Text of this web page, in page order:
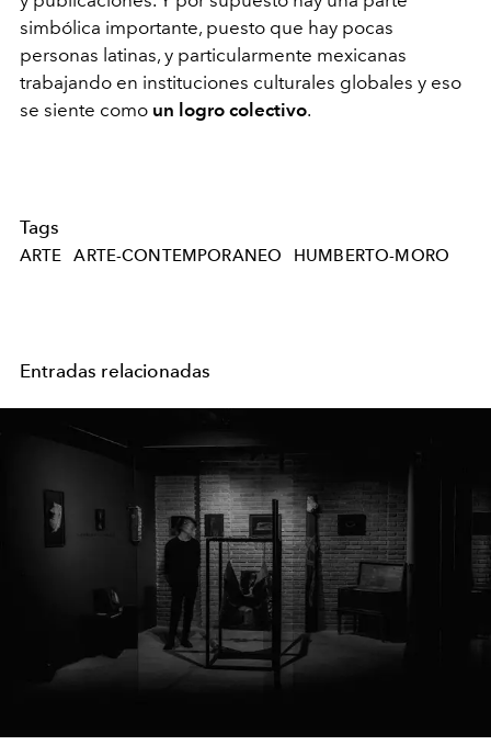
simbólica importante, puesto que hay pocas
personas latinas, y particularmente mexicanas
trabajando en instituciones culturales globales y eso
se siente como un logro colectivo.
Tags
ARTE ARTE-CONTEMPORANEO HUMBERTO-MORO
Entradas relacionadas